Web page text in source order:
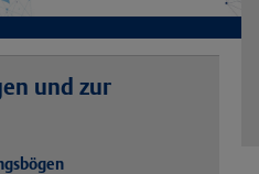
und zur